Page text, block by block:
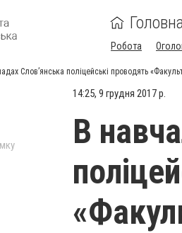
Робота
Слов’янська поліцейські проводять
14:25, 9 грудня 2017 р.
В